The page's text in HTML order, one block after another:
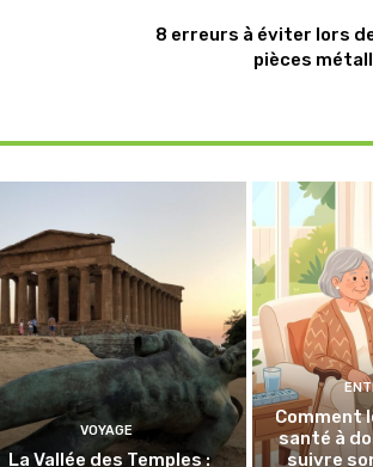
8 erreurs à éviter lors
pièces
VOYAGE
La Vallée des Temples :
Comment
santé à
suivre